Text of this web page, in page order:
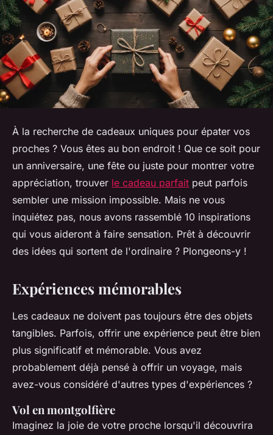
À la recherche de cadeaux uniques pour épater vos
proches ? Vous êtes au bon endroit ! Que ce soit pour
un anniversaire, une fête ou juste pour montrer votre
appréciation, trouver le cadeau parfait peut parfois
sembler une mission impossible. Mais ne vous
inquiétez pas, nous avons rassemblé 10 inspirations
qui vous aideront à faire sensation. Prêt à découvrir
des idées qui sortent de l'ordinaire ? Plongeons-y !
Expériences mémorables
Les cadeaux ne doivent pas toujours être des objets
tangibles. Parfois, offrir une expérience peut être bien
plus significatif et mémorable. Vous avez
probablement déjà pensé à offrir un voyage, mais
avez-vous considéré d'autres types d'expériences ?
Vol en montgolfière
Imaginez la joie de votre proche lorsqu'il découvrira